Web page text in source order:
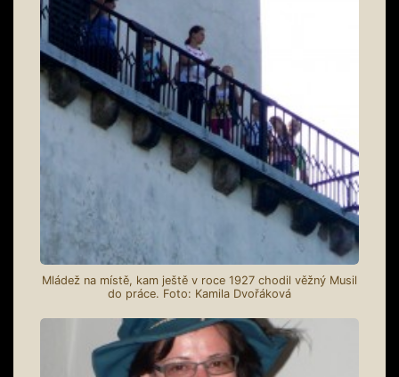
Mládež na místě, kam ještě v roce 1927 chodil věžný Musil
do práce. Foto: Kamila Dvořáková